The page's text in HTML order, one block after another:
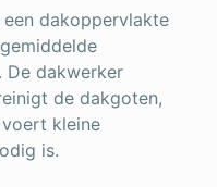
dakoppervlakte
De dakwerker
de dakgoten,
kleine
is.